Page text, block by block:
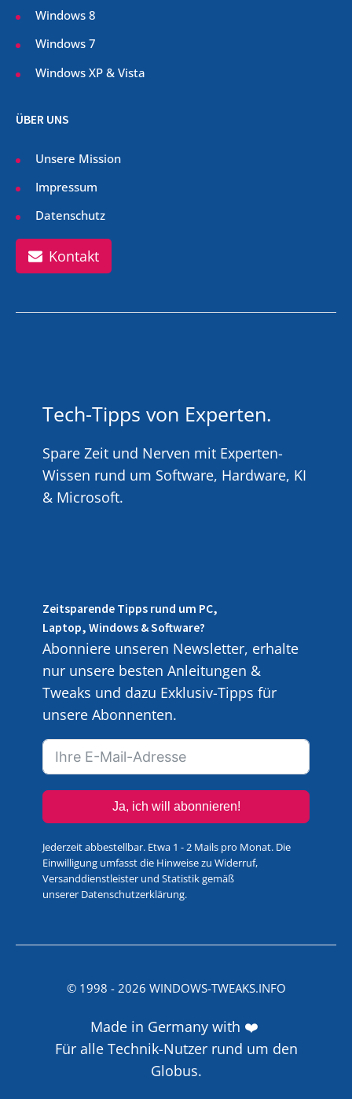
Windows 8
Windows 7
Windows XP & Vista
ÜBER UNS
Unsere Mission
Impressum
Datenschutz
Kontakt
Tech-Tipps von Experten.
Spare Zeit und Nerven mit Experten-
Wissen rund um Software, Hardware, KI
& Microsoft.
Zeitsparende Tipps rund um PC,
Laptop, Windows & Software?
Abonniere unseren Newsletter, erhalte
nur unsere besten Anleitungen &
Tweaks und dazu Exklusiv-Tipps für
unsere Abonnenten.
Ja, ich will abonnieren!
Jederzeit abbestellbar. Etwa 1 - 2 Mails pro Monat. Die
Einwilligung umfasst die Hinweise zu Widerruf,
Versanddienstleister und Statistik gemäß
unserer Datenschutzerklärung.
© 1998 - 2026 WINDOWS-TWEAKS.INFO
Made in Germany with ❤️
Für alle Technik-Nutzer rund um den
Globus.